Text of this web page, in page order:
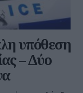
υπόθεση
– Δύο